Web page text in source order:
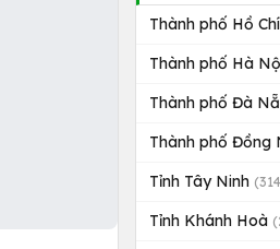
Thành phố Hồ
Thành phố Hà
Thành phố Đà
Thành phố Đồng
Tỉnh Tây Ninh
Tỉnh Khánh Hoà